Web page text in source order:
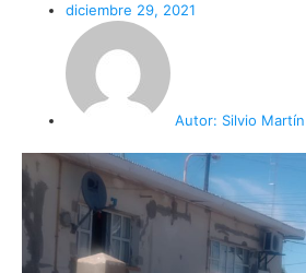
diciembre 29, 2021
Autor: Silvio